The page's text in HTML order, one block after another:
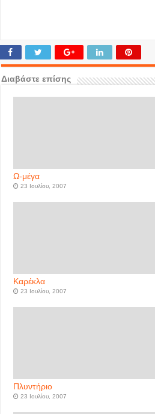
Διαβάστε επίσης
Ω-μέγα
23 Ιουλίου, 2007
Καρέκλα
23 Ιουλίου, 2007
Πλυντήριο
23 Ιουλίου, 2007